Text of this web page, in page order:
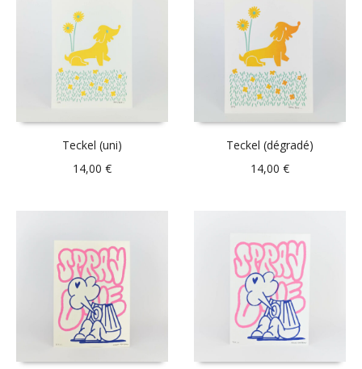
Teckel (uni)
14,00 €
Teckel (dégradé)
14,00€